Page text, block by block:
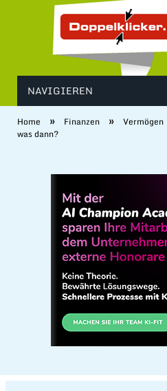
NAVIGIEREN
Home » Finanzen » Vermögen
was dann?